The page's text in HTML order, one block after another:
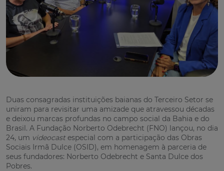
Duas consagradas instituições baianas do Terceiro Setor se
uniram para revisitar uma amizade que atravessou décadas
e deixou marcas profundas no campo social da Bahia e do
Brasil. A Fundação Norberto Odebrecht (FNO) lançou, no dia
24, um videocast especial com a participação das Obras
Sociais Irmã Dulce (OSID), em homenagem à parceria de
seus fundadores: Norberto Odebrecht e Santa Dulce dos
Pobres.